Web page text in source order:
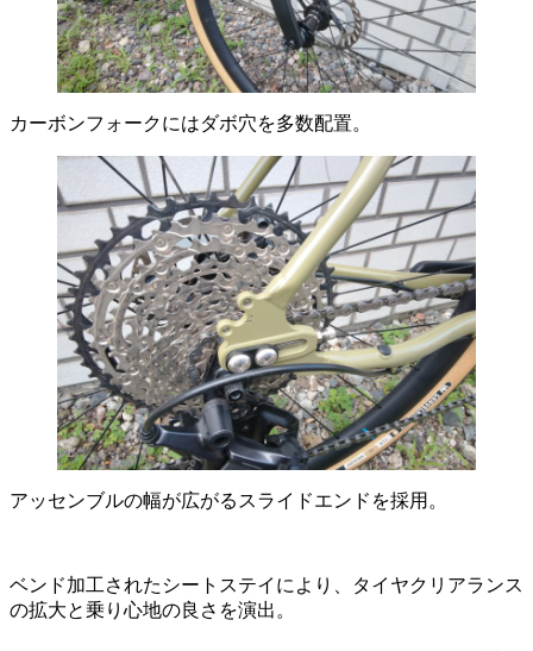
カーボンフォークにはダボ穴を多数配置。
アッセンブルの幅が広がるスライドエンドを採用。
ベンド加工されたシートステイにより、タイヤクリアランス
の拡大と乗り心地の良さを演出。